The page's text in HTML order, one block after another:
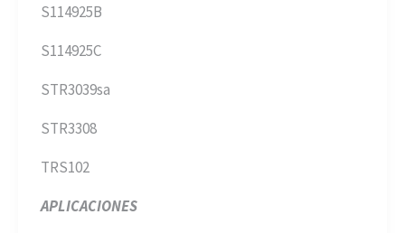
S114925B
S114925C
STR3039sa
STR3308
TRS102
APLICACIONES